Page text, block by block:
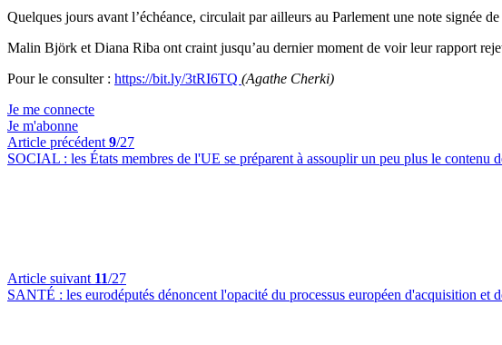
Quelques jours avant l’échéance, circulait par ailleurs au Parlement une note signée
Malin Björk et Diana Riba ont craint jusqu’au dernier moment de voir leur rapport
Pour le consulter : https://bit.ly/3tRI6TQ (Agathe Cherki)
Je me connecte
Je m'abonne
Article précédent 9/27
SOCIAL : les États membres de l'UE se préparent à assouplir un peu plus le contenu
Article suivant 11/27
SANTÉ : les eurodéputés dénoncent l'opacité du processus européen d'acquisition